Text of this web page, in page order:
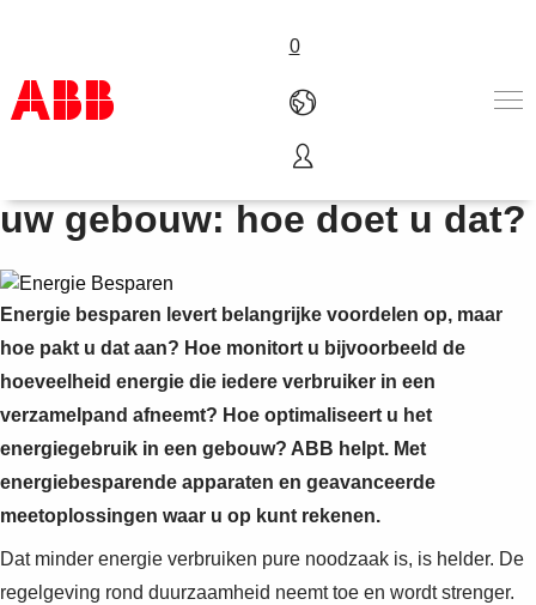
0
Products & Solutions
Industries
About us
Verkoopkanalen
Contact us
Careers
Direct energie besparen in
uw gebouw: hoe doet u dat?
Energie besparen levert belangrijke voordelen op, maar
hoe pakt u dat aan? Hoe monitort u bijvoorbeeld de
hoeveelheid energie die iedere verbruiker in een
verzamelpand afneemt? Hoe optimaliseert u het
energiegebruik in een gebouw? ABB helpt. Met
energiebesparende apparaten en geavanceerde
meetoplossingen waar u op kunt rekenen.
Dat minder energie verbruiken pure noodzaak is, is helder. De
regelgeving rond duurzaamheid neemt toe en wordt strenger.